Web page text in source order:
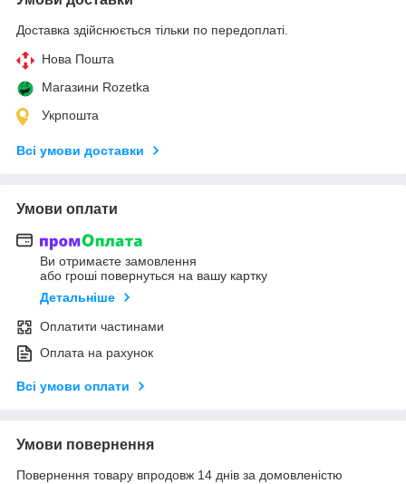
Доставка здійснюється тільки по передоплаті.
Нова Пошта
Магазини Rozetka
Укрпошта
Всі умови доставки
Умови оплати
Ви отримаєте замовлення
або гроші повернуться на вашу картку
Детальніше
Оплатити частинами
Оплата на рахунок
Всі умови оплати
Умови повернення
Повернення товару впродовж 14 днів за домовленістю